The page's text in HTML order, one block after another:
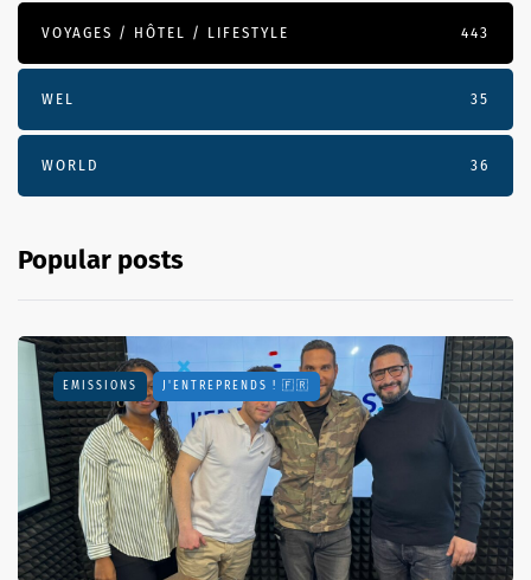
VOYAGES / HÔTEL / LIFESTYLE 443
WEL 35
WORLD 36
Popular posts
EMISSIONS J'ENTREPRENDS ! 🇫🇷